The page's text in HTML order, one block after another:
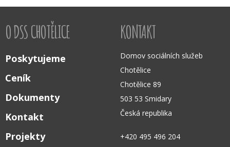
O DSS CHOTĚLICE
Poskytujeme
Ceník
Dokumenty
Kontakt
Projekty
KONTAKT
Domov sociálních služeb
Chotělice
Chotělice 89
503 53 Smidary
Česká republika
+420 495 496 204